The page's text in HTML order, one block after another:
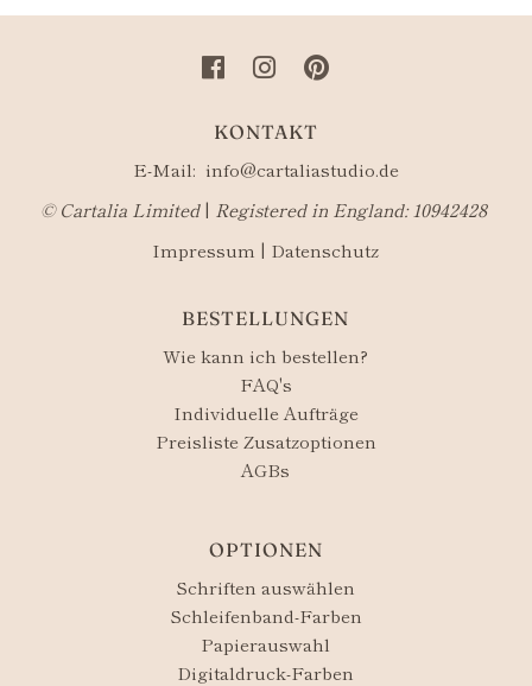
KONTAKT
E-Mail: info@cartaliastudio.de
©​ Cartalia Limited| Registered in England: 10942428
Impressum | Datenschutz
BESTELLUNGEN
Wie kann ich bestellen?
FAQ's
Individuelle Aufträge
Preisliste Zusatzoptionen
AGBs
OPTIONEN
Schriften auswählen
Schleifenband-Farben
Papierauswahl
Digitaldruck-Farben